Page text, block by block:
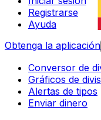
Registrarse
Ayuda
Obtenga la aplicación
Conversor de
Gráficos de
Alertas de tipos
Enviar dinero